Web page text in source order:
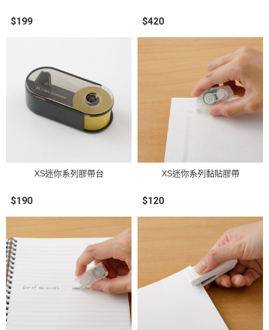
$199 $420
XS迷你系列膠帶台
$190
XS迷你系列黏貼膠帶
$120